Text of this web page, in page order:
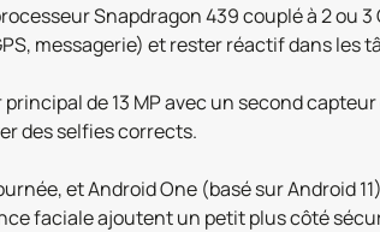
Snapdragon 439 couplé à 2 ou
messagerie) et rester réactif dans les
de 13 MP avec un second
des selfies corrects.
et Android One (basé sur Android
faciale ajoutent un petit plus côté